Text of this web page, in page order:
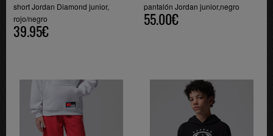
short Jordan Diamond junior,
rojo/negro
39.95€
pantalón Jordan junior,negro
55.00€